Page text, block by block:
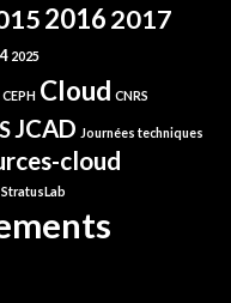
20162017
2025
CEPH Cloud CNRS
JCAD Journées techniques
cloud
StratusLab